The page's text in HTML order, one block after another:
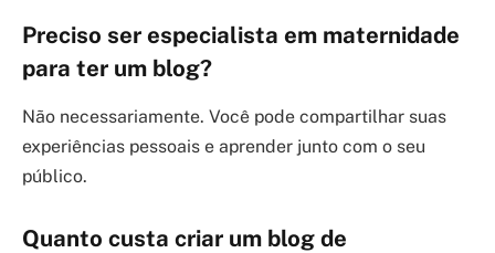
Preciso ser especialista em maternidade
para ter um blog?
Não necessariamente. Você pode compartilhar suas
experiências pessoais e aprender junto com o seu
público.
Quanto custa criar um blog de